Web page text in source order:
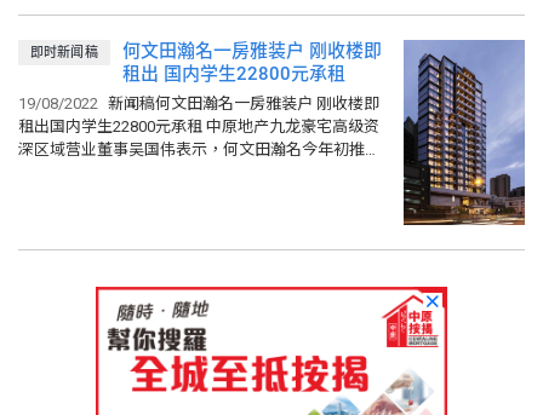
即时新闻稿
何文田瀚名一房雅装户 刚收楼即
租出 国内学生22800元承租
19/08/2022 新闻稿何文田瀚名一房雅装户 刚收楼即
租出国内学生22800元承租 中原地产九龙豪宅高级资
深区域营业董事吴国伟表示，何文田瀚名今年初推